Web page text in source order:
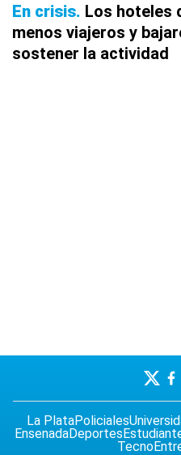
En crisis Los hoteles
menos viajeros y
sostener la actividad
La PlataPoliciales
EnsenadaDeportes
Tecno